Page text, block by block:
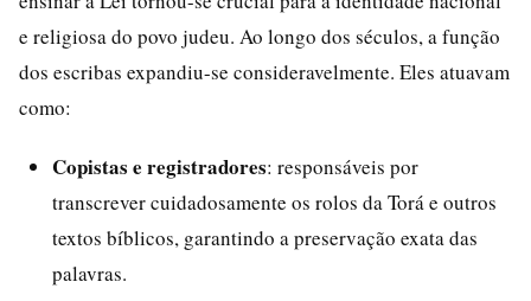
e religiosa do povo judeu. Ao longo dos séculos, a função
dos escribas expandiu-se consideravelmente. Eles atuavam
como:
Copistas e registradores: responsáveis por
transcrever cuidadosamente os rolos da Torá e outros
textos bíblicos, garantindo a preservação exata das
palavras.